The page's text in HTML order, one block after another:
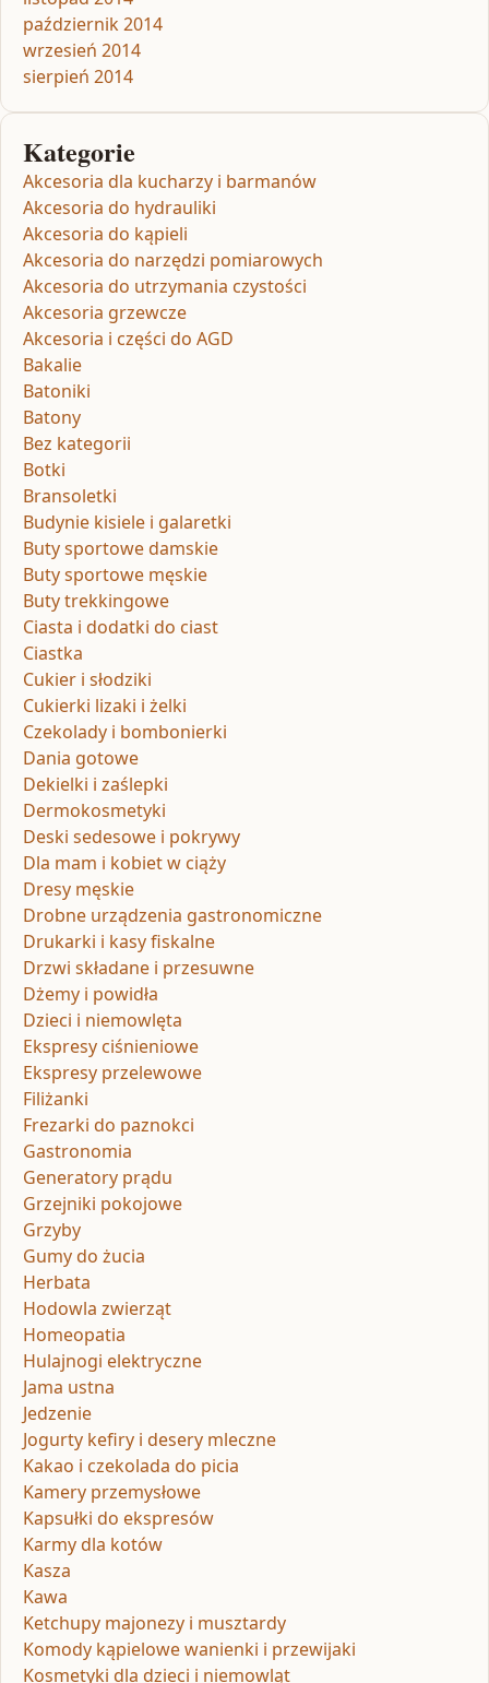
październik 2014
wrzesień 2014
sierpień 2014
Kategorie
Akcesoria dla kucharzy i barmanów
Akcesoria do hydrauliki
Akcesoria do kąpieli
Akcesoria do narzędzi pomiarowych
Akcesoria do utrzymania czystości
Akcesoria grzewcze
Akcesoria i części do AGD
Bakalie
Batoniki
Batony
Bez kategorii
Botki
Bransoletki
Budynie kisiele i galaretki
Buty sportowe damskie
Buty sportowe męskie
Buty trekkingowe
Ciasta i dodatki do ciast
Ciastka
Cukier i słodziki
Cukierki lizaki i żelki
Czekolady i bombonierki
Dania gotowe
Dekielki i zaślepki
Dermokosmetyki
Deski sedesowe i pokrywy
Dla mam i kobiet w ciąży
Dresy męskie
Drobne urządzenia gastronomiczne
Drukarki i kasy fiskalne
Drzwi składane i przesuwne
Dżemy i powidła
Dzieci i niemowlęta
Ekspresy ciśnieniowe
Ekspresy przelewowe
Filiżanki
Frezarki do paznokci
Gastronomia
Generatory prądu
Grzejniki pokojowe
Grzyby
Gumy do żucia
Herbata
Hodowla zwierząt
Homeopatia
Hulajnogi elektryczne
Jama ustna
Jedzenie
Jogurty kefiry i desery mleczne
Kakao i czekolada do picia
Kamery przemysłowe
Kapsułki do ekspresów
Karmy dla kotów
Kasza
Kawa
Ketchupy majonezy i musztardy
Komody kąpielowe wanienki i przewijaki
Kosmetyki dla dzieci i niemowląt